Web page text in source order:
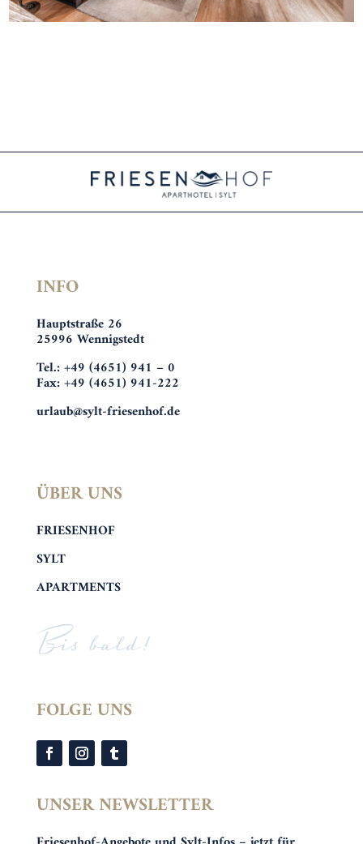
INFO
Hauptstraße 26
25996 Wennigstedt
Tel.: +49 (4651) 941 – 0
Fax: +49 (4651) 941-222
urlaub@sylt-friesenhof.de
ÜBER UNS
FRIESENHOF
SYLT
APARTMENTS
Bis bald!
FOLGE UNS
UNSER NEWSLETTER